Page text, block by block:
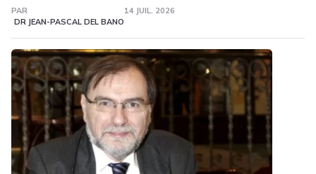
PAR
DR JEAN-PASCAL DEL BANO
14 JUIL. 2026